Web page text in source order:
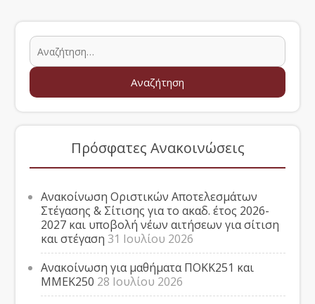
Πρόσφατες Ανακοινώσεις
Ανακοίνωση Οριστικών Αποτελεσμάτων
Στέγασης & Σίτισης για το ακαδ. έτος 2026-
2027 και υποβολή νέων αιτήσεων για σίτιση
και στέγαση 31 Ιουλίου 2026
Ανακοίνωση για μαθήματα ΠΟΚΚ251 και
ΜΜΕΚ250 28 Ιουλίου 2026